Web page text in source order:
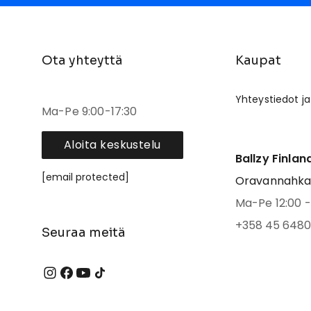
Ota yhteyttä
Ma-Pe 9:00-17:30
Aloita keskustelu
[email protected]
Seuraa meitä
Kaupat
Yhteystiedot
Ballzy
Ma-Pe 12:00 -
+358 45